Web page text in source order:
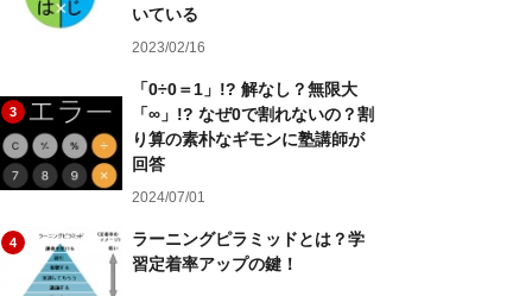
いている
2023/02/16
3
「0÷0＝1」!? 解なし？無限大
「∞」!? なぜ0で割れないの？割
り算の素朴なギモンに塾講師が
回答
2024/07/01
4
ラーニングピラミッドとは？学
習定着率アップの鍵！